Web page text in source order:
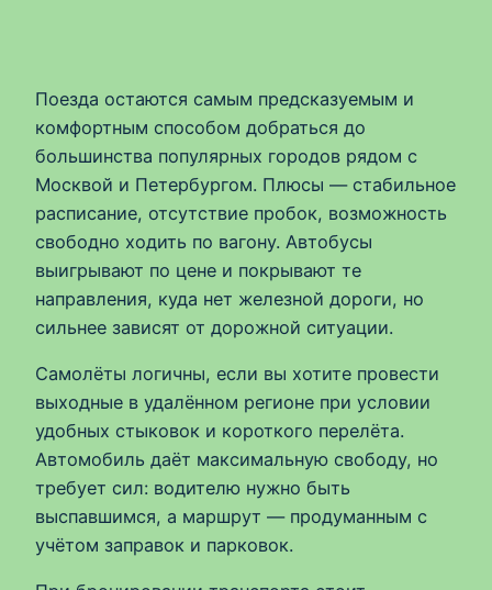
Поезда остаются самым предсказуемым и
комфортным способом добраться до
большинства популярных городов рядом с
Москвой и Петербургом. Плюсы — стабильное
расписание, отсутствие пробок, возможность
свободно ходить по вагону. Автобусы
выигрывают по цене и покрывают те
направления, куда нет железной дороги, но
сильнее зависят от дорожной ситуации.
Самолёты логичны, если вы хотите провести
выходные в удалённом регионе при условии
удобных стыковок и короткого перелёта.
Автомобиль даёт максимальную свободу, но
требует сил: водителю нужно быть
выспавшимся, а маршрут — продуманным с
учётом заправок и парковок.